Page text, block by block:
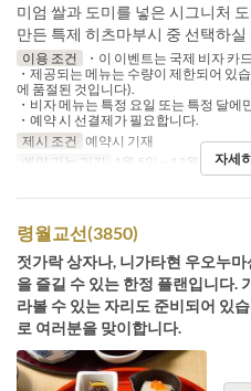
미엄 쌀과 도미를 넣은 시그니처
만든 특제 히츠마부시 중 선택하실
이용 조건
・이 이벤트는 국제 비자 카
・제공되는 메뉴는 수량이 제한되어 있
에 품절된 것입니다).
・비자 메뉴는 특정 요일 또는 특정 달에
・예약 시 선결제가 필요합니다.
제시 조건 예약시 기재
예약 가능 기간
1월 5일 ~ 12월 31일자세
령월교선(3850)
젓가락 상자나, 니가타현 우오누
을 즐길 수 있는 한정 플랜입니다.
라볼 수 있는 자리도 준비되어 있
로 여러분을 맞이합니다.